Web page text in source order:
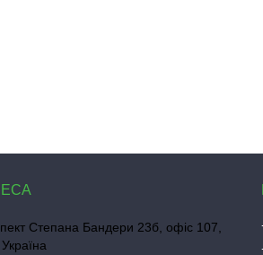
Степана Бандери 23б, офіс 107,